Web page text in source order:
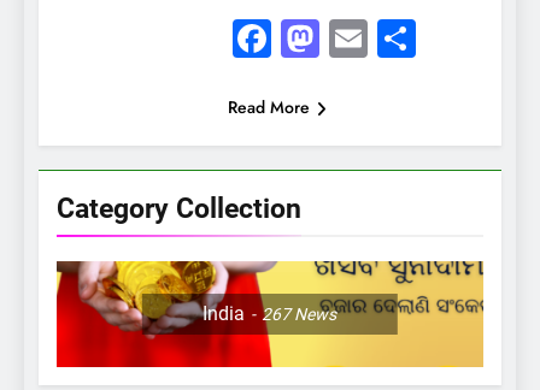
Category Collection
India 267News
Facebook
Mastodon
EmailShare
Read More